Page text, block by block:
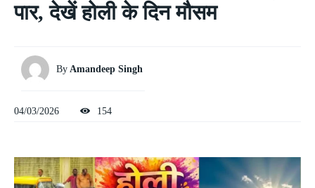
पार, देखें होली के दिन मौसम
By Amandeep Singh
04/03/2026 154